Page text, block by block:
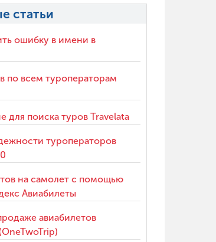
статьи
ошибку в имени в
по всем туроператорам
для поиска туров Travelata
туроператоров
на самолет с помощью
Авиабилеты
авиабилетов